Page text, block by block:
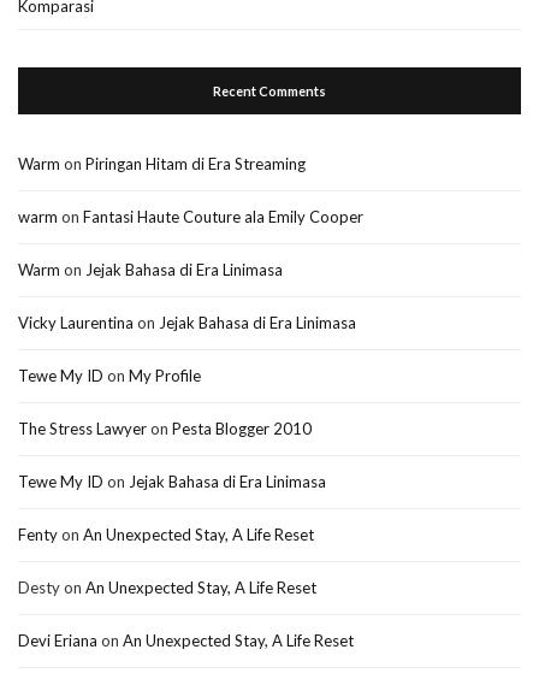
Komparasi
Recent Comments
Warm on Piringan Hitam di Era Streaming
warm on Fantasi Haute Couture ala Emily Cooper
Warm on Jejak Bahasa di Era Linimasa
Vicky Laurentina on Jejak Bahasa di Era Linimasa
Tewe My ID on My Profile
The Stress Lawyeron Pesta Blogger 2010
Tewe My ID on Jejak Bahasa di Era Linimasa
Fentyon An Unexpected Stay, A Life Reset
Destyon An Unexpected Stay, A Life Reset
Devi Eriana on An Unexpected Stay, A Life Reset